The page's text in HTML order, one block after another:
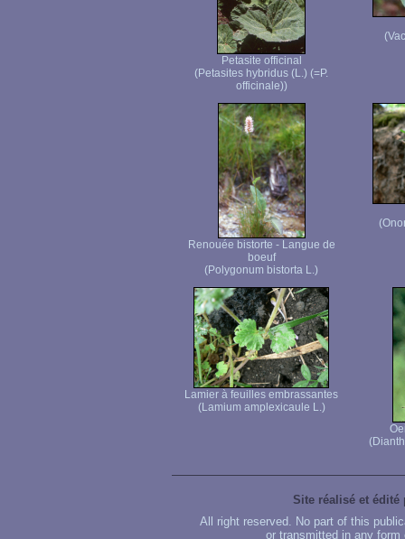
Petasite officinal
(Petasites hybridus (L.) (=P.
officinale))
Renouée bistorte - Langue de
boeuf
(Polygonum bistorta L.)
Lamier à feuilles embrassantes
(Lamium amplexicaule L.)
Site réalisé et édité
All right reserved. No part of this
or transmitted in any